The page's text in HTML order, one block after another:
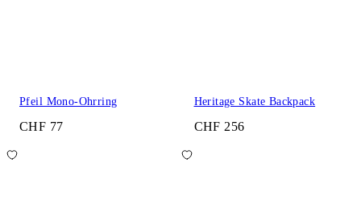
Pfeil Mono-Ohrring
CHF 77
Heritage Skate Backpack
CHF 256